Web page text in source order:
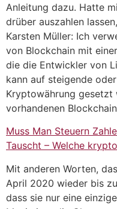
Anleitung dazu. Hatte
drüber auszahlen
Karsten Müller: Ich
von Blockchain mit
die die Entwickler von
kann auf steigende
Kryptowährung gesetzt
vorhandenen
Muss Man Steuern
Tauscht – Welche
Mit anderen Worten,
April 2020 wieder bis
dass sie nur eine